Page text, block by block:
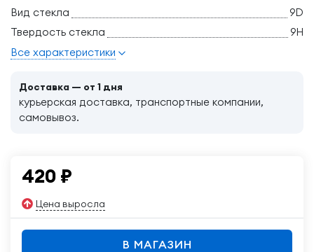
Вид стекла
9D
Твердость стекла
9H
Все характеристики
Доставка — от 1 дня
курьерская доставка, транспортные компании,
самовывоз.
420 ₽
Цена выросла
В МАГАЗИН